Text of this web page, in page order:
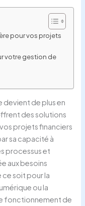
pour vos projets
votre gestion de
devient de plus en
des solutions
projets financiers
sa capacité à
processus et
aux besoins
soit pour la
ou la
fonctionnement de